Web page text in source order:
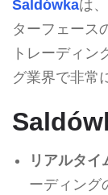
Saldówkaは
ターフェース
トレーディン
グ業界で非常
リアルタイ
ーディング